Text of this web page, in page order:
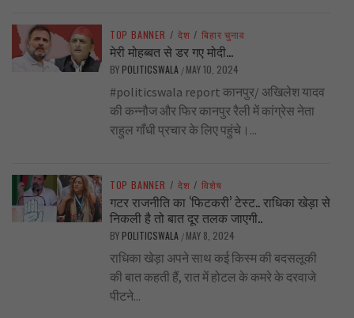
TOP BANNER / देश / बिहार चुनाव
मेरी मोहब्बत से डर गए मोदी…
BY POLITICSWALA / MAY 10, 2024
#politicswala report कानपुर/ अखिलेश यादव
की कन्नौज और फिर कानपुर रैली में कांग्रेस नेता
राहुल गाँधी प्रचार के लिए पहुंचे।...
TOP BANNER / देश / विशेष
गटर राजनीति का ‘फिटकरी’ टेस्ट.. राधिका खेड़ा से
निकली है तो बात दूर तलक जाएगी..
BY POLITICSWALA / MAY 8, 2024
राधिका खेड़ा अपने साथ कई किस्म की बदसलूकी
की बात कहती हैं, रात में होटल के कमरे के दरवाजे
पीटने...